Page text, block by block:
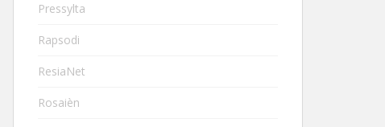
Pressylta
Rapsodi
ResiaNet
Rosaièn